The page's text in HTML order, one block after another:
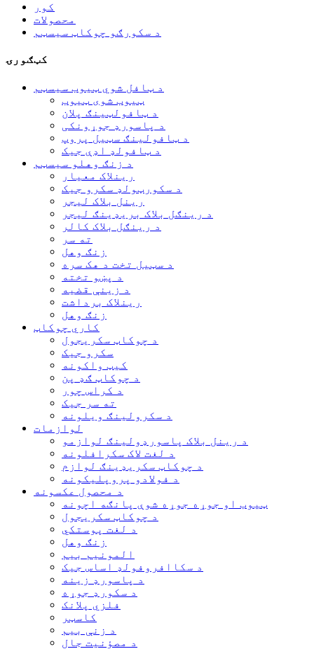
کور
محصولات
د سکورګو چوکاټ سیسټم
کټګورۍ
د ټافل شوي ټیوب سیسټم
ټیوب شوی ټیوب
د ټافولټینګ پلان
د پاسورډ جوړونکی
د ټافولینګ سټیل پروپ
د ټافولډ اډې جیک
د زنګ وهلو سیسټم
رینلاک معیار
د سکورټولډ سکرو جیک
رینل بلاک لیجر
د رینګل بلاک بریډینګ لیجر
د رینګل بلاک کالر
ته سر
زنګ وهل
د سټیل تخت د هک سره
د پښو تخته
د زینې قضیه
رینلاک برداشت
زنګ وهل
کاري چوکاټ
د چوکاټ سکریجول
سکرو جیک
کیټ واکونه
د چوکاټ ګډ پن
د کراس چور
ته سر جیک
د سکرولینګ ویلونه
لوازمات
د رینل بلاک پاسورډولینګ لوازمو
د لغت لاک سکرافلونه
د چوکاټ سکریډینګ لوازم
د فولادو پروپلیکونه
د محصول عکسونه
ټیوب او جوړه جوړه شوې پانګه اچونه
د چوکاټ سکریجول
د لغت پوستکي
زنګ وهل
المونیم بیم
د سکاافروفولډ اساس جیک
د پاسورډ زینه
د سکورډ جوړه
فلزي پلانک
کاسټر
د زنې بیم
د مصؤنیت جال